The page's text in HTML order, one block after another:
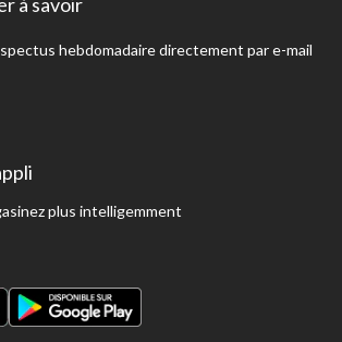
à savoir
hebdomadaire directement par e-mail
plus intelligemment